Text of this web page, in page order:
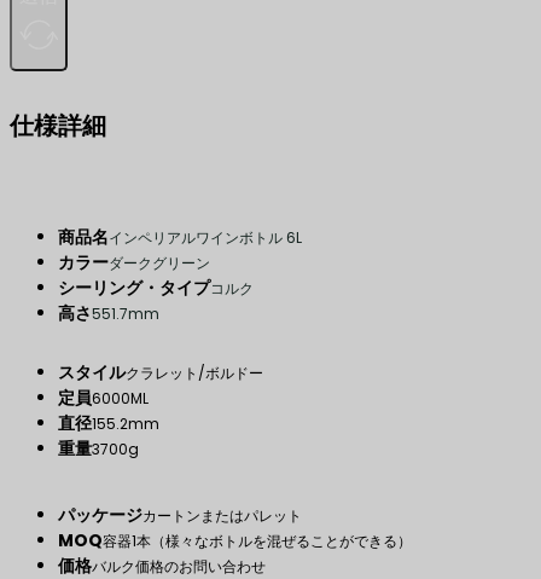
仕様詳細
商品名インペリアルワインボトル 6L
カラーダークグリーン
シーリング・タイプコルク
高さ551.7mm
スタイルクラレット/ボルドー
定員6000ML
直径155.2mm
重量3700g
パッケージカートンまたはパレット
MOQ容器1本（様々なボトルを混ぜることができる）
価格バルク価格のお問い合わせ